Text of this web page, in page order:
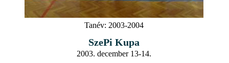
Tanév: 2003-2004
SzePi Kupa
2003. december 13-14.